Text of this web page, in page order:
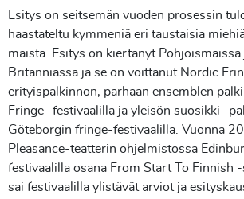
Esitys on seitsemän vuoden prosessin
haastateltu kymmeniä eri taustaisia
maista. Esitys on kiertänyt Pohjoismaissa
Britanniassa ja se on voittanut Nordic
erityispalkinnon, parhaan ensemblen
Fringe -festivaalilla ja yleisön suosikki -
Göteborgin fringe-festivaalilla. Vuonna
Pleasance-teatterin ohjelmistossa
festivaalilla osana From Start To Finnish
sai festivaalilla ylistävät arviot ja